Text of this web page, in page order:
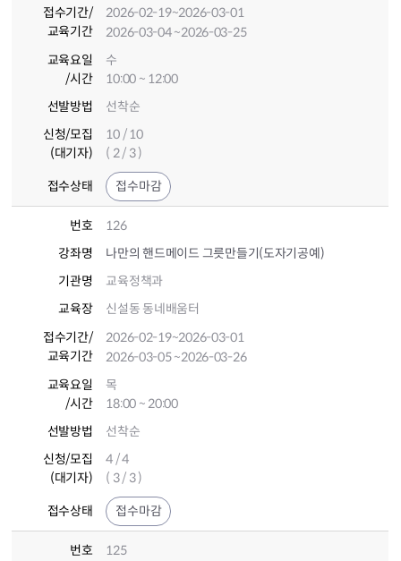
접수기간/
교육기간
2026-02-19~2026-03-01
2026-03-04~2026-03-25
교육요일
/시간
수
10:00 ~ 12:00
선발방법
선착순
신청/모집
(대기자)
10 / 10
( 2 / 3 )
접수상태 접수마감
번호
126
강좌명
나만의 핸드메이드 그릇만들기(도자기공예)
기관명
교육정책과
교육장
신설동 동네배움터
접수기간/
교육기간
2026-02-19~2026-03-01
2026-03-05~2026-03-26
교육요일
/시간
목
18:00 ~ 20:00
선발방법
선착순
신청/모집
(대기자)
4 / 4
( 3 / 3 )
접수상태 접수마감
번호
125